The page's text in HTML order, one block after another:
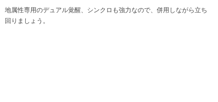
地属性専用のデュアル覚醒、シンクロも強力なので、併用しながら立ち
回りましょう。